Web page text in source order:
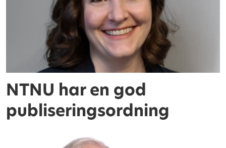
access
NTNU har en god
publiseringsordning